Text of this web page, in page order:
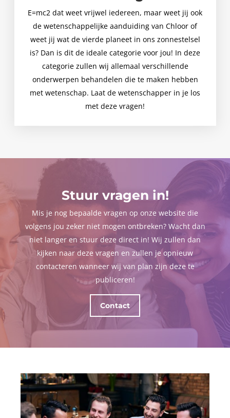
E=mc2 dat weet vrijwel iedereen, maar weet jij ook
de wetenschappelijke aanduiding van Chloor of
weet jij wat de vierde planeet in ons zonnestelsel
is? Dan is dit de ideale categorie voor jou! In deze
categorie zullen wij allemaal verschillende
onderwerpen behandelen die te maken hebben
met wetenschap. Laat de wetenschapper in je los
met deze vragen!
Stuur vragen in!
Mis je nog bepaalde vragen op onze website die
volgens jou zeker niet mogen ontbreken? Wacht dan
niet langer en stuur deze direct in! Wij zullen dan
kijken naar deze vragen en zullen je opnieuw
contacteren wanneer wij van plan zijn deze te
publiceren!
Contact